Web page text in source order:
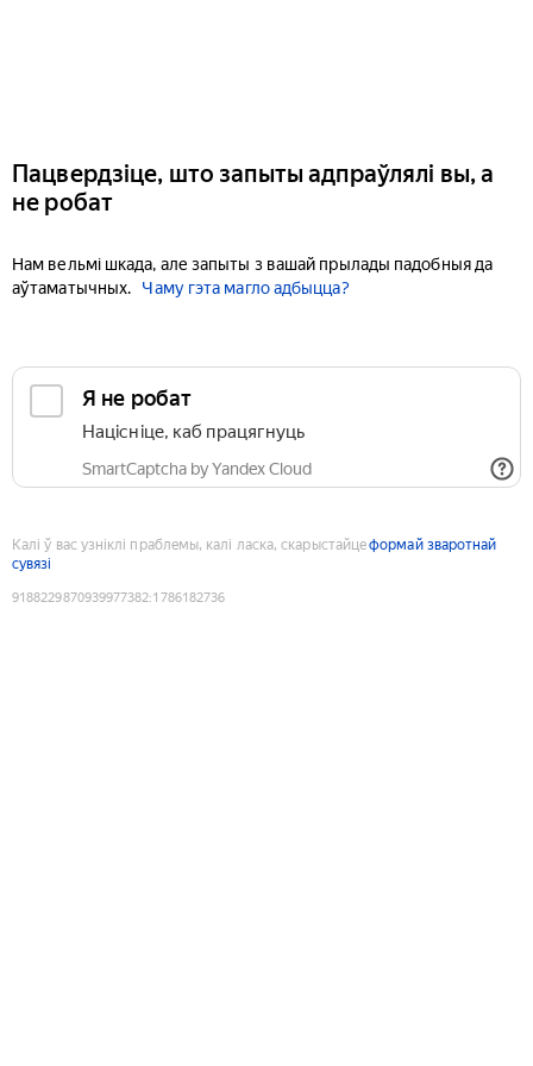
Пацвердзіце, што запыты адпраўлялі вы, а
не робат
Нам вельмі шкада, але запыты з вашай прылады падобныя да
аўтаматычных.
Чаму гэта магло адбыцца?
Я не робат
Націсніце, каб працягнуць
SmartCaptcha by Yandex Cloud
Калі ў вас узніклі праблемы, калі ласка, скарыстайцеформай зваротнай
сувязі
9188229870939977382:1786182736